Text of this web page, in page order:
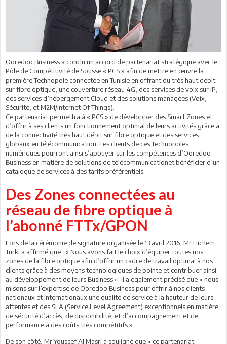
Ooredoo Business a conclu un accord de partenariat stratégique avec le
Pôle de Compétitivité de Sousse « PCS » afin de mettre en œuvre la
première Technopole connectée en Tunisie en offrant du très haut débit
sur fibre optique, une couverture réseau 4G, des services de voix sur IP,
des services d’hébergement Cloud et des solutions managées (Voix,
Sécurité, et M2M/Internet Of Things).
Ce partenariat permettra à « PCS » de développer des Smart Zones et
d’offrir à ses clients un fonctionnement optimal de leurs activités grâce à
de la connectivité très haut débit sur fibre optique et des services
globaux en télécommunication. Les clients de ces Technopoles
numériques pourront ainsi s’appuyer sur les compétences d’Ooredoo
Business en matière de solutions de télécommunicationet bénéficier d’un
catalogue de services à des tarifs préférentiels.
Des Zones connectées au
réseau de fibre optique à
l’abonné FTTx/GPON
Lors de la cérémonie de signature organisée le 13 avril 2016, Mr Hichem
Turki a affirmé que « Nous avons fait le choix d’équiper toutes nos
zones de la fibre optique afin d’offrir un cadre de travail optimal à nos
clients grâce à des moyens technologiques de pointe et contribuer ainsi
au développement de leurs Business ». Il a également précisé que « nous
misons sur l’expertise de Ooredoo Business pour offrir à nos clients
nationaux et internationaux une qualité de service à la hauteur de leurs
attentes et des SLA (Service Level Agreement) exceptionnels en matière
de sécurité d’accès, de disponibilité, et d’accompagnement et de
performance à des coûts très compétitifs ».
De son côté, Mr Youssef Al Masri a souligné que « ce partenariat